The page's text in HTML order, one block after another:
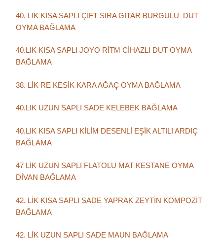
40. LIK KISA SAPLI ÇİFT SIRA GİTAR BURGULU DUT
OYMA BAĞLAMA
40.LIK KISA SAPLI JOYO RİTM CİHAZLI DUT OYMA
BAĞLAMA
38. LİK RE KESİK KARA AĞAÇ OYMA BAĞLAMA
40.LIK UZUN SAPLI SADE KELEBEK BAĞLAMA
40.LIK KISA SAPLI KİLİM DESENLİ EŞİK ALTILI ARDIÇ
BAĞLAMA
47 LİK UZUN SAPLI FLATOLU MAT KESTANE OYMA
DİVAN BAĞLAMA
42. LİK KISA SAPLI SADE YAPRAK ZEYTİN KOMPOZİT
BAĞLAMA
42. LİK UZUN SAPLI SADE MAUN BAĞLAMA